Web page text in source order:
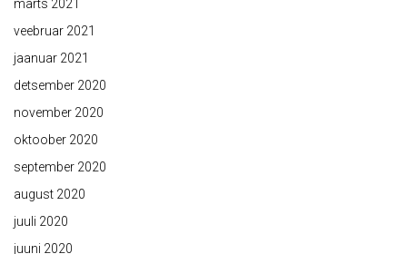
märts 2021
veebruar 2021
jaanuar 2021
detsember 2020
november 2020
oktoober 2020
september 2020
august 2020
juuli 2020
juuni 2020